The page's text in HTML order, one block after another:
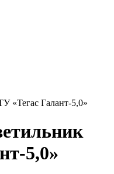
«Тегас Галант-5,0»
5,0»